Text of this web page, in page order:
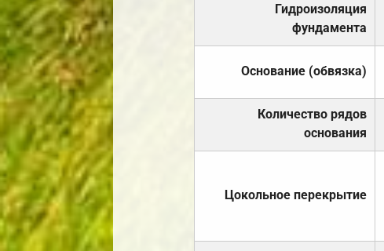
Гидроизоляция
фундамента
Основание (обвязка)
Количество рядов
основания
Цокольное перекрытие